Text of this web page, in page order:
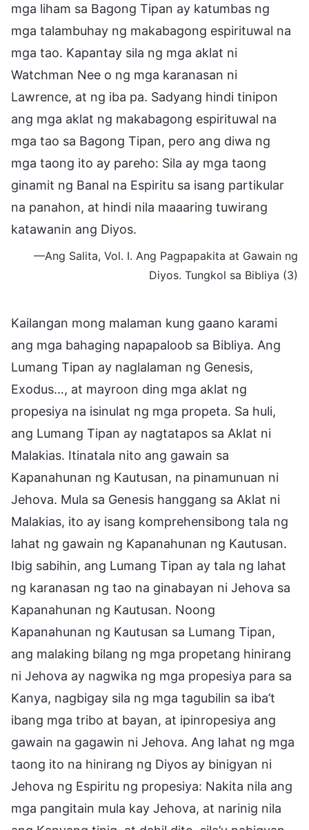
mga liham sa Bagong Tipan ay katumbas ng
mga talambuhay ng makabagong espirituwal na
mga tao. Kapantay sila ng mga aklat ni
Watchman Nee o ng mga karanasan ni
Lawrence, at ng iba pa. Sadyang hindi tinipon
ang mga aklat ng makabagong espirituwal na
mga tao sa Bagong Tipan, pero ang diwa ng
mga taong ito ay pareho: Sila ay mga taong
ginamit ng Banal na Espiritu sa isang partikular
na panahon, at hindi nila maaaring tuwirang
katawanin ang Diyos.
—Ang Salita, Vol. I. Ang Pagpapakita at Gawain ng
Diyos. Tungkol sa Bibliya (3)
Kailangan mong malaman kung gaano karami
ang mga bahaging napapaloob sa Bibliya. Ang
Lumang Tipan ay naglalaman ng Genesis,
Exodus…, at mayroon ding mga aklat ng
propesiya na isinulat ng mga propeta. Sa huli,
ang Lumang Tipan ay nagtatapos sa Aklat ni
Malakias. Itinatala nito ang gawain sa
Kapanahunan ng Kautusan, na pinamunuan ni
Jehova. Mula sa Genesis hanggang sa Aklat ni
Malakias, ito ay isang komprehensibong tala ng
lahat ng gawain ng Kapanahunan ng Kautusan.
Ibig sabihin, ang Lumang Tipan ay tala ng lahat
ng karanasan ng tao na ginabayan ni Jehova sa
Kapanahunan ng Kautusan. Noong
Kapanahunan ng Kautusan sa Lumang Tipan,
ang malaking bilang ng mga propetang hinirang
ni Jehova ay nagwika ng mga propesiya para sa
Kanya, nagbigay sila ng mga tagubilin sa iba’t
ibang mga tribo at bayan, at ipinropesiya ang
gawain na gagawin ni Jehova. Ang lahat ng mga
taong ito na hinirang ng Diyos ay binigyan ni
Jehova ng Espiritu ng propesiya: Nakita nila ang
mga pangitain mula kay Jehova, at narinig nila